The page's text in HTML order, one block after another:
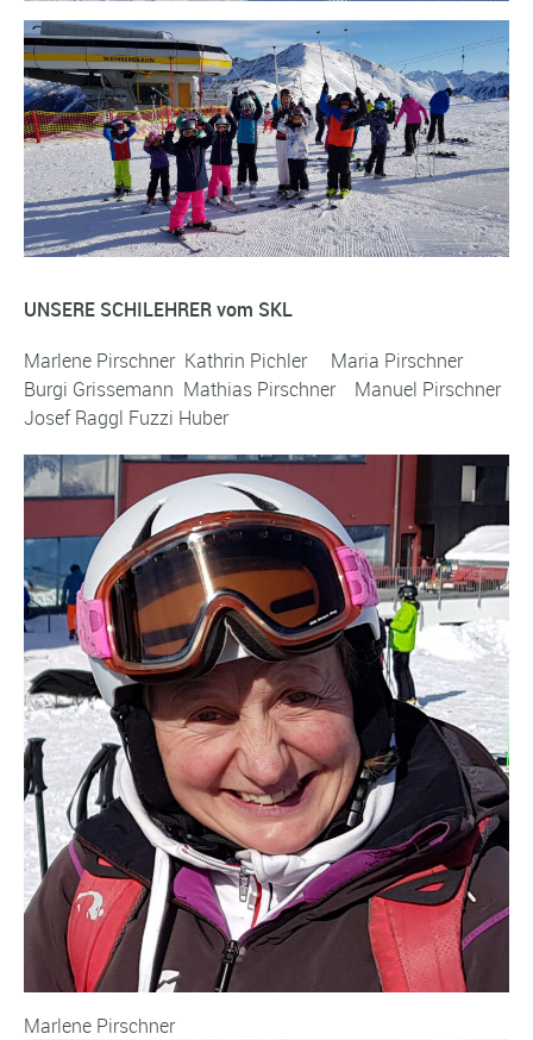
UNSERE SCHILEHRER vom SKL
Marlene Pirschner Kathrin Pichler Maria Pirschner
Burgi Grissemann Mathias Pirschner Manuel Pirschner
Josef Raggl Fuzzi Huber
Marlene Pirschner